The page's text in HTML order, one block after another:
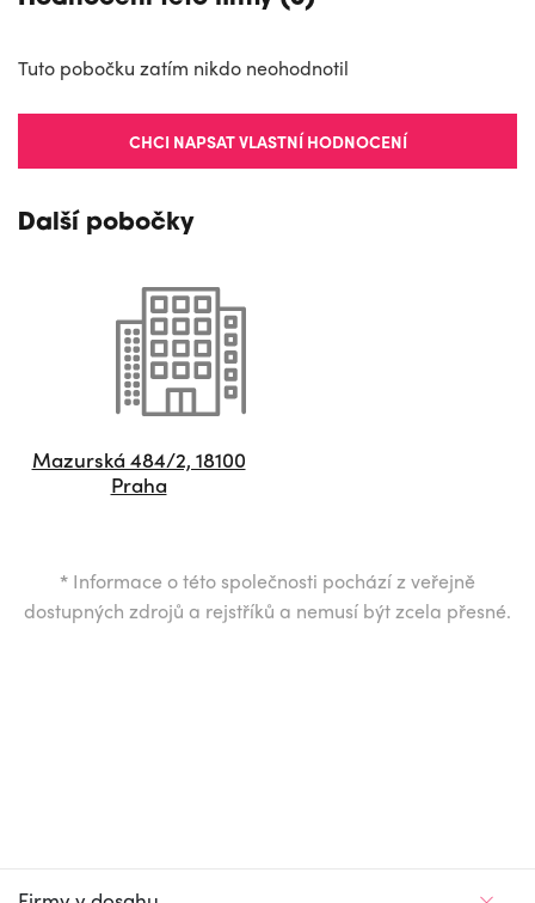
Tuto pobočku zatím nikdo neohodnotil
CHCI NAPSAT VLASTNÍ HODNOCENÍ
Další pobočky
Mazurská 484/2, 18100
Praha
* Informace o této společnosti pochází z veřejně
dostupných zdrojů a rejstříků a nemusí být zcela přesné.